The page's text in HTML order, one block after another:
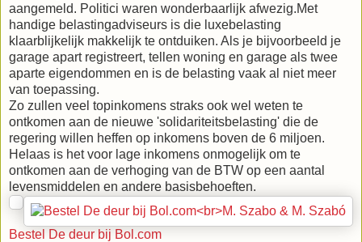
aangemeld. Politici waren wonderbaarlijk afwezig.Met
handige belastingadviseurs is die luxebelasting
klaarblijkelijk makkelijk te ontduiken. Als je bijvoorbeeld je
garage apart registreert, tellen woning en garage als twee
aparte eigendommen en is de belasting vaak al niet meer
van toepassing.
Zo zullen veel topinkomens straks ook wel weten te
ontkomen aan de nieuwe 'solidariteitsbelasting' die de
regering willen heffen op inkomens boven de 6 miljoen.
Helaas is het voor lage inkomens onmogelijk om te
ontkomen aan de verhoging van de BTW op een aantal
levensmiddelen en andere basisbehoeften.
Bestel De deur bij Bol.com